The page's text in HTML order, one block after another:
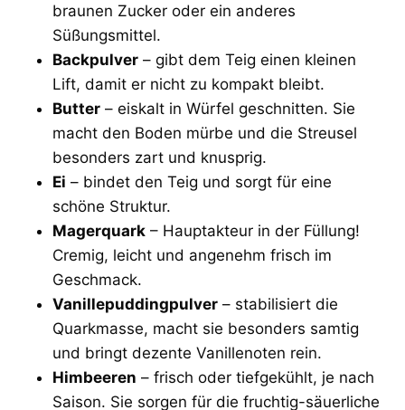
braunen Zucker oder ein anderes
Süßungsmittel.
Backpulver – gibt dem Teig einen kleinen
Lift, damit er nicht zu kompakt bleibt.
Butter – eiskalt in Würfel geschnitten. Sie
macht den Boden mürbe und die Streusel
besonders zart und knusprig.
Ei – bindet den Teig und sorgt für eine
schöne Struktur.
Magerquark – Hauptakteur in der Füllung!
Cremig, leicht und angenehm frisch im
Geschmack.
Vanillepuddingpulver – stabilisiert die
Quarkmasse, macht sie besonders samtig
und bringt dezente Vanillenoten rein.
Himbeeren – frisch oder tiefgekühlt, je nach
Saison. Sie sorgen für die fruchtig-säuerliche